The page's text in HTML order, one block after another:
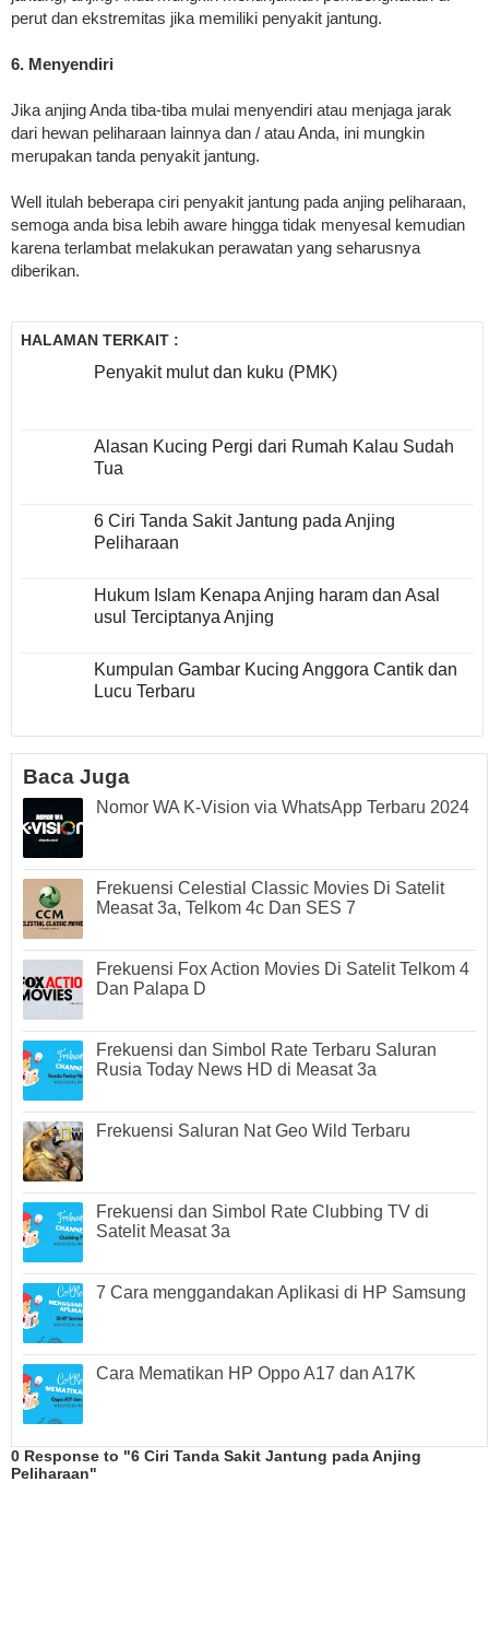
perut dan ekstremitas jika memiliki penyakit jantung.
6. Menyendiri
Jika anjing Anda tiba-tiba mulai menyendiri atau menjaga jarak
dari hewan peliharaan lainnya dan / atau Anda, ini mungkin
merupakan tanda penyakit jantung.
Well itulah beberapa ciri penyakit jantung pada anjing peliharaan,
semoga anda bisa lebih aware hingga tidak menyesal kemudian
karena terlambat melakukan perawatan yang seharusnya
diberikan.
HALAMAN TERKAIT :
Penyakit mulut dan kuku (PMK)
Alasan Kucing Pergi dari Rumah Kalau Sudah
Tua
6 Ciri Tanda Sakit Jantung pada Anjing
Peliharaan
Hukum Islam Kenapa Anjing haram dan Asal
usul Terciptanya Anjing
Kumpulan Gambar Kucing Anggora Cantik dan
Lucu Terbaru
Baca Juga
Nomor WA K-Vision via WhatsApp Terbaru 2024
Frekuensi Celestial Classic Movies Di Satelit
Measat 3a, Telkom 4c Dan SES 7
Frekuensi Fox Action Movies Di Satelit Telkom 4
Dan Palapa D
Frekuensi dan Simbol Rate Terbaru Saluran
Rusia Today News HD di Measat 3a
Frekuensi Saluran Nat Geo Wild Terbaru
Frekuensi dan Simbol Rate Clubbing TV di
Satelit Measat 3a
7 Cara menggandakan Aplikasi di HP Samsung
Cara Mematikan HP Oppo A17 dan A17K
0 Response to "6 Ciri Tanda Sakit Jantung pada Anjing
Peliharaan"